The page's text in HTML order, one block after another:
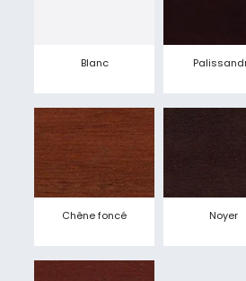
Blanc
Chêne foncé Noyer